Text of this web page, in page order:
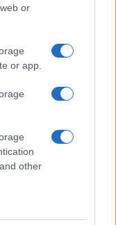
or
or app.
other